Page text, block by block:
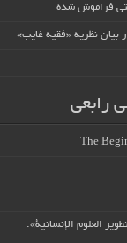
فراموش شده
نظریه «فقیه غایب»
رابعی
The
العلوم الإنسانية».